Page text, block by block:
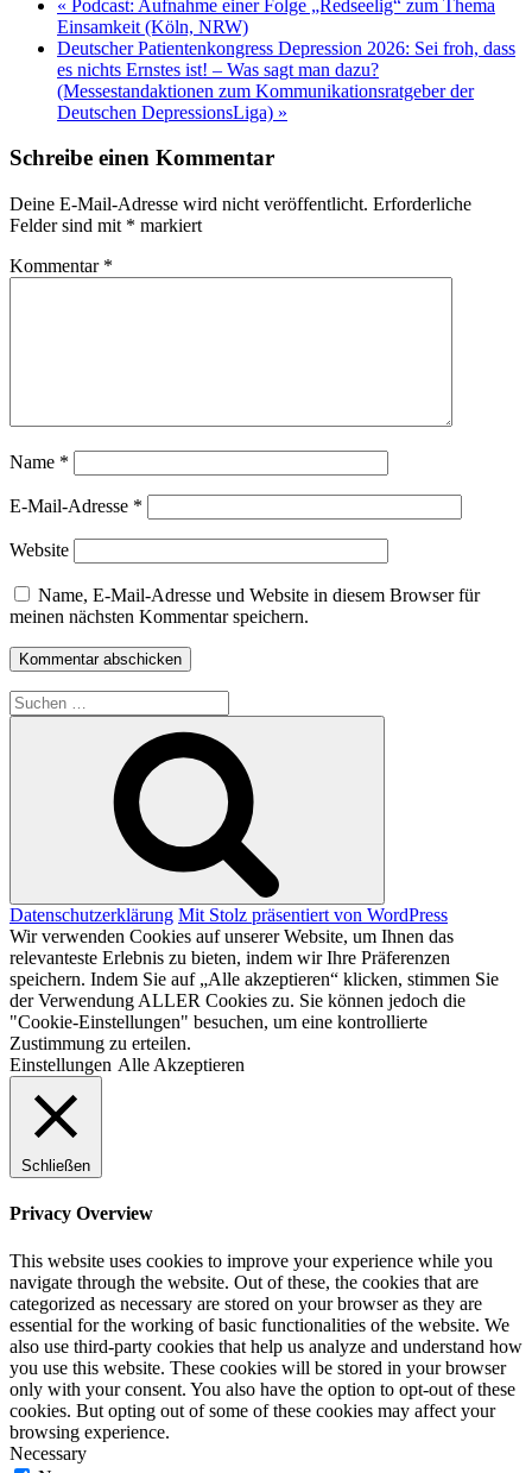
« Podcast: Aufnahme einer Folge „Redseelig“ zum Thema
Einsamkeit (Köln, NRW)
Deutscher Patientenkongress Depression 2026: Sei froh, dass
es nichts Ernstes ist! – Was sagt man dazu?
(Messestandaktionen zum Kommunikationsratgeber der
Deutschen DepressionsLiga) »
Schreibe einen Kommentar
Deine E-Mail-Adresse wird nicht veröffentlicht. Erforderliche
Felder sind mit * markiert
Kommentar *
Name *
E-Mail-Adresse *
Website
Name, E-Mail-Adresse und Website in diesem Browser für
meinen nächsten Kommentar speichern.
Suche
nach:
Datenschutzerklärung Mit Stolz präsentiert von WordPress
Wir verwenden Cookies auf unserer Website, um Ihnen das
relevanteste Erlebnis zu bieten, indem wir Ihre Präferenzen
speichern. Indem Sie auf „Alle akzeptieren“ klicken, stimmen Sie
der Verwendung ALLER Cookies zu. Sie können jedoch die
"Cookie-Einstellungen" besuchen, um eine kontrollierte
Zustimmung zu erteilen.
Einstellungen Alle Akzeptieren
Schließen
Privacy Overview
This website uses cookies to improve your experience while you
navigate through the website. Out of these, the cookies that are
categorized as necessary are stored on your browser as they are
essential for the working of basic functionalities of the website. We
also use third-party cookies that help us analyze and understand how
you use this website. These cookies will be stored in your browser
only with your consent. You also have the option to opt-out of these
cookies. But opting out of some of these cookies may affect your
browsing experience.
Necessary